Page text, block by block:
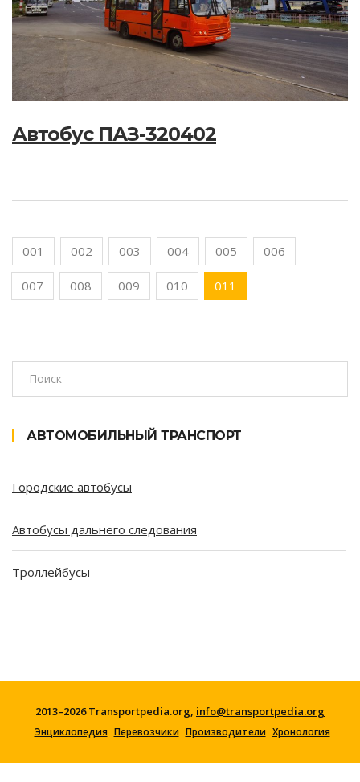
Автобус ПАЗ-320402
001 002 003 004 005 006
007 008 009 010 011
АВТОМОБИЛЬНЫЙ ТРАНСПОРТ
Городские автобусы
Автобусы дальнего следования
Троллейбусы
2013–2026 Transportpedia.org, info@transportpedia.org
Энциклопедия Перевозчики Производители Хронология